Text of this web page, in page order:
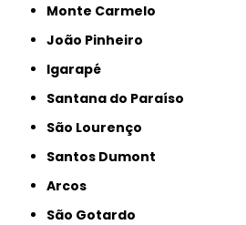
Monte Carmelo
João Pinheiro
Igarapé
Santana do Paraíso
São Lourenço
Santos Dumont
Arcos
São Gotardo